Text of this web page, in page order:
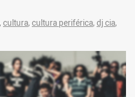
, cultura, cultura periférica, dj cia,